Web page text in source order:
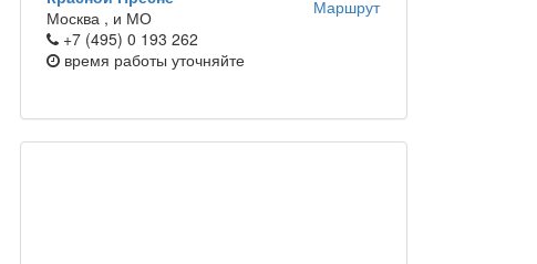
Москва , и МО
+7 (495) 0 193 262
время работы уточняйте
Маршрут